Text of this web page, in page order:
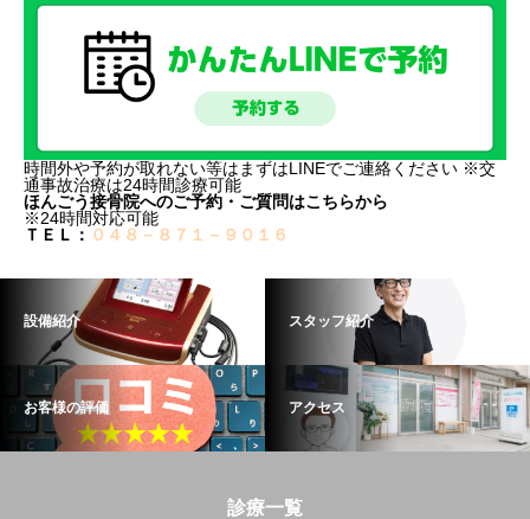
時間外や予約が取れない等はまずはLINEでご連絡ください ※交
通事故治療は24時間診療可能
ほんごう接骨院へのご予約・ご質問はこちらから
※24時間対応可能
ＴＥＬ： ０４８－８７１－９０１６
設備紹介 スタッフ紹介
お客様の評価 アクセス
診療一覧